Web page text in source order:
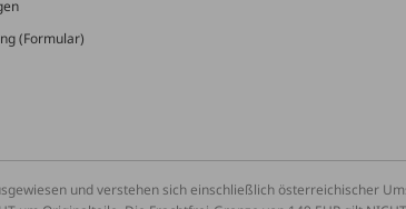
(Formular)
und verstehen sich einschließlich österreichischer